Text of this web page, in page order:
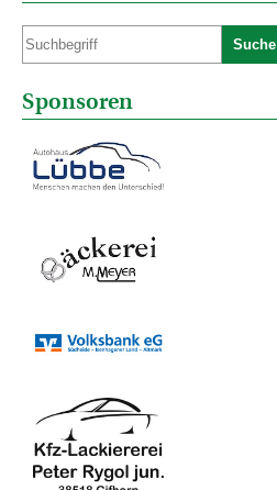
Suche
Sponsoren